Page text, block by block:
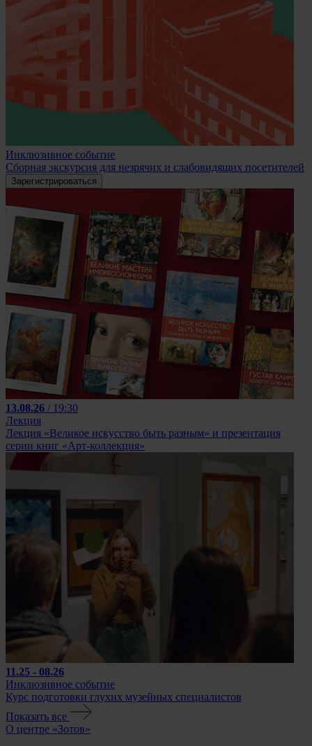
Инклюзивное событие
Сборная экскурсия для незрячих и слабовидящих посетителей
Зарегистрироваться
13.08.26 / 19:30
Лекция
Лекция «Великое искусство быть разным» и презентация
серии книг «Арт-коллекция»
11.25 - 08.26
Инклюзивное событие
Курс подготовки глухих музейных специалистов
Показать все
О центре «Зотов»